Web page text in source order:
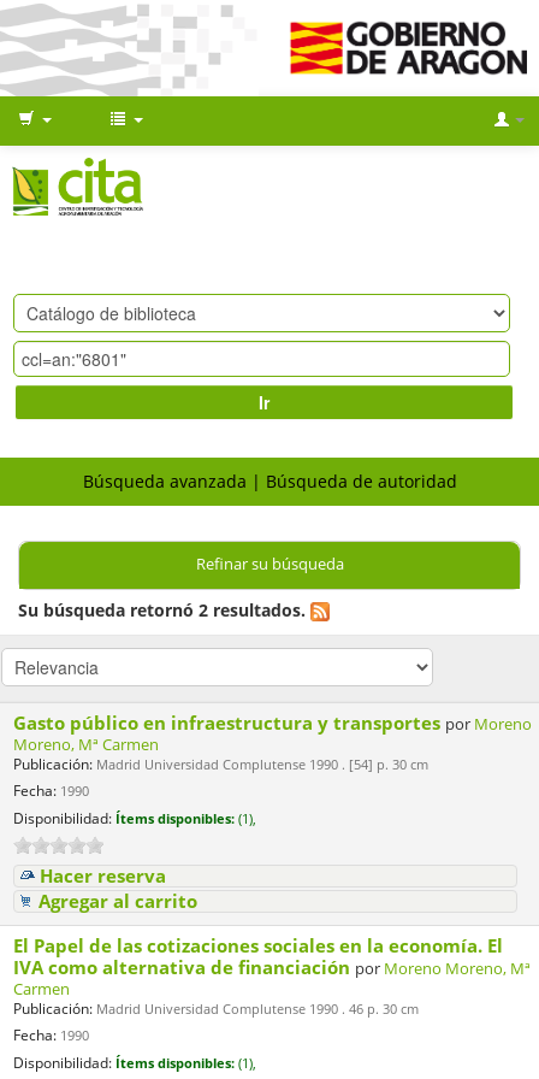
Ir
Búsqueda avanzada Búsqueda de autoridad
Refinar su búsqueda
Su búsqueda retornó 2 resultados.
Gasto público en infraestructura y transportes por Moreno
Moreno, Mª Carmen
Publicación: Madrid Universidad Complutense 1990 . [54] p. 30 cm
Fecha: 1990
Disponibilidad: Ítems disponibles: (1),
Hacer reserva
Agregar al carrito
El Papel de las cotizaciones sociales en la economía. El
IVA como alternativa de financiación por Moreno Moreno, Mª
Carmen
Publicación: Madrid Universidad Complutense 1990 . 46 p. 30 cm
Fecha: 1990
Disponibilidad: Ítems disponibles: (1),